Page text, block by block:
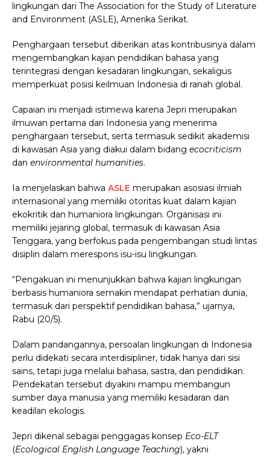
lingkungan dari The Association for the Study of Literature
and Environment (ASLE), Amerika Serikat.
Penghargaan tersebut diberikan atas kontribusinya dalam
mengembangkan kajian pendidikan bahasa yang
terintegrasi dengan kesadaran lingkungan, sekaligus
memperkuat posisi keilmuan Indonesia di ranah global.
Capaian ini menjadi istimewa karena Jepri merupakan
ilmuwan pertama dari Indonesia yang menerima
penghargaan tersebut, serta termasuk sedikit akademisi
di kawasan Asia yang diakui dalam bidang ecocriticism
dan environmental humanities.
Ia menjelaskan bahwa ASLE merupakan asosiasi ilmiah
internasional yang memiliki otoritas kuat dalam kajian
ekokritik dan humaniora lingkungan. Organisasi ini
memiliki jejaring global, termasuk di kawasan Asia
Tenggara, yang berfokus pada pengembangan studi lintas
disiplin dalam merespons isu-isu lingkungan.
“Pengakuan ini menunjukkan bahwa kajian lingkungan
berbasis humaniora semakin mendapat perhatian dunia,
termasuk dari perspektif pendidikan bahasa,” ujarnya,
Rabu (20/5).
Dalam pandangannya, persoalan lingkungan di Indonesia
perlu didekati secara interdisipliner, tidak hanya dari sisi
sains, tetapi juga melalui bahasa, sastra, dan pendidikan.
Pendekatan tersebut diyakini mampu membangun
sumber daya manusia yang memiliki kesadaran dan
keadilan ekologis.
Jepri dikenal sebagai penggagas konsep Eco-ELT
(Ecological English Language Teaching), yakni